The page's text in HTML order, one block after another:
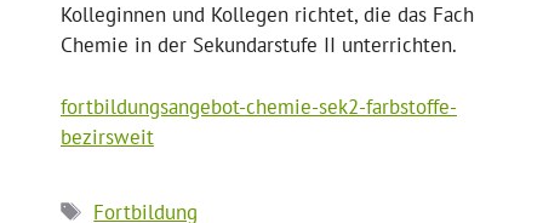
Kolleginnen und Kollegen richtet, die das Fach
Chemie in der Sekundarstufe II unterrichten.
fortbildungsangebot-chemie-sek2-farbstoffe-
bezirsweit
Schlagwörter
Fortbildung